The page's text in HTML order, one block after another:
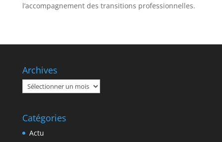
l’accompagnement des transitions professionnelles.
Archives
Archives
Catégories
Actu